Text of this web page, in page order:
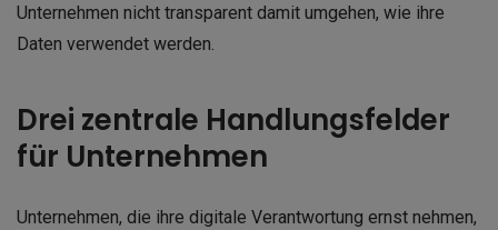
Unternehmen nicht transparent damit umgehen, wie ihre
Daten verwendet werden.
Drei zentrale Handlungsfelder
für Unternehmen
Unternehmen, die ihre digitale Verantwortung ernst nehmen,